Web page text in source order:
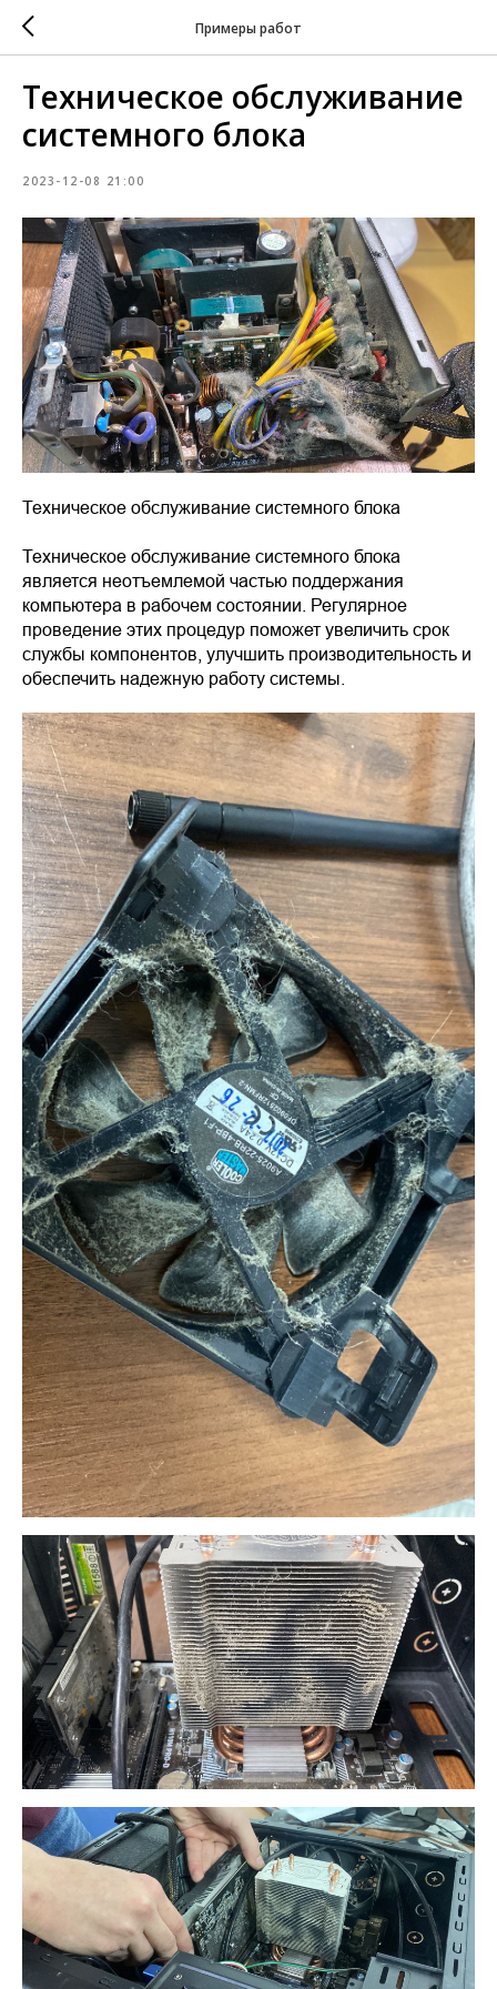
Примеры работ
Техническое обслуживание
системного блока
2023-12-08 21:00
Техническое обслуживание системного блока
Техническое обслуживание системного блока
является неотъемлемой частью поддержания
компьютера в рабочем состоянии. Регулярное
проведение этих процедур поможет увеличить срок
службы компонентов, улучшить производительность и
обеспечить надежную работу системы.